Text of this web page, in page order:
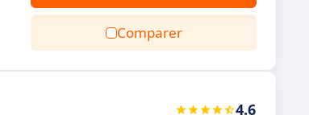
Comparer
4.6